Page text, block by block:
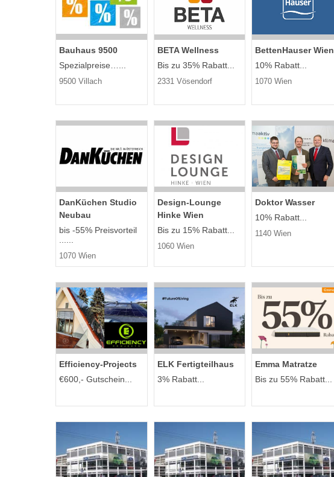
Bauhaus 9500
Spezialpreise…...
9500 Villach
BETA Wellness
Bis zu 35% Rabatt...
2331 Vösendorf
BettenHauser Wien
10% Rabatt...
1070 Wien
DanKüchen Studio
Neubau
bis -55% Preisvorteil
1070 Wien
Design-Lounge
Hinke Wien
Bis zu 15% Rabatt...
1060 Wien
Doktor Wasser
10% Rabatt...
1140 Wien
Efficiency-Projects
€600,- Gutschein...
ELK Fertigteilhaus
3% Rabatt...
Emma Matratze
Bis zu 55% Rabatt...